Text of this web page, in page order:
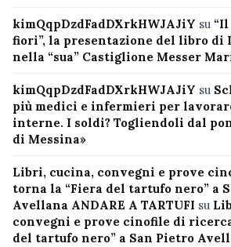
kimQqpDzdFadDXrkHWJAJiY su
fiori”, la presentazione del libro di
nella “sua” Castiglione Messer
kimQqpDzdFadDXrkHWJAJiY su
più medici e infermieri per
interne. I soldi? Togliendoli dal
di Messina»
Libri, cucina, convegni e prove
torna la “Fiera del tartufo nero” a
Avellana ANDARE A TARTUFI su
convegni e prove cinofile di
del tartufo nero” a San Pietro